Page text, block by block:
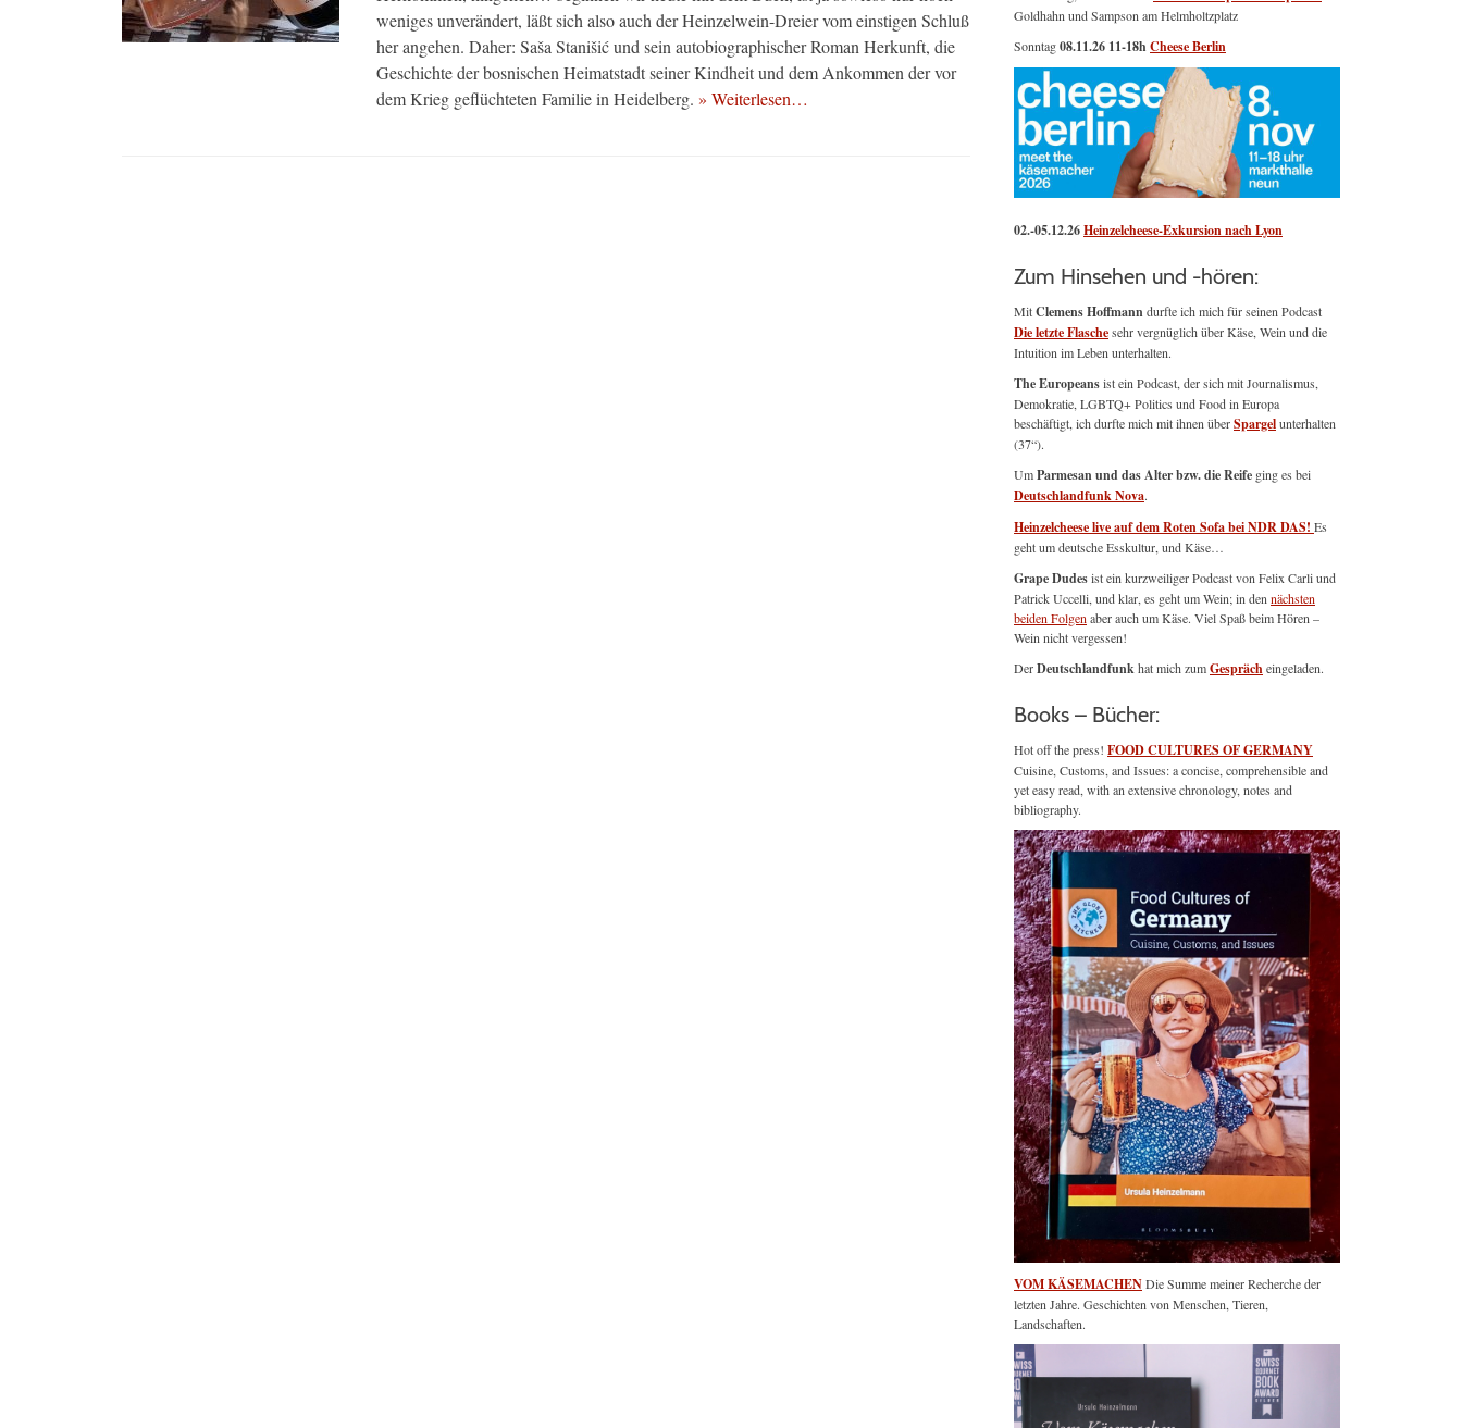
weniges unverändert, läßt sich also auch der Heinzelwein-Dreier vom einstigen Schluß
her angehen. Daher: Saša Stanišić und sein autobiographischer Roman Herkunft, die
Geschichte der bosnischen Heimatstadt seiner Kindheit und dem Ankommen der vor
dem Krieg geflüchteten Familie in Heidelberg. » Weiterlesen…
Goldhahn und Sampson am Helmholtzplatz
Sonntag08.11.26 11-18hCheese Berlin
02.-05.12.26Heinzelcheese-Exkursion nach Lyon
Zum Hinsehen und -hören:
MitClemens Hoffmanndurfte ich mich für seinen Podcast
Die letzte Flaschesehr vergnüglich über Käse, Wein und die
Intuition im Leben unterhalten.
The Europeansist ein Podcast, der sich mit Journalismus,
Demokratie, LGBTQ+ Politics und Food in Europa
beschäftigt, ich durfte mich mit ihnen überSpargelunterhalten
(37“).
UmParmesan und das Alter bzw. die Reife ging es bei
Deutschlandfunk Nova.
Heinzelcheese live auf dem Roten Sofa bei NDR DAS! Es
geht um deutsche Esskultur, und Käse…
Grape Dudesist ein kurzweiliger Podcast von Felix Carli und
Patrick Uccelli, und klar, es geht um Wein; in den nächsten
beiden Folgen aber auch um Käse. Viel Spaß beim Hören –
Wein nicht vergessen!
DerDeutschlandfunkhat mich zumGesprächeingeladen.
Books – Bücher:
Hot off the press! FOOD CULTURES OF GERMANY
Cuisine, Customs, and Issues: a concise, comprehensible and
yet easy read, with an extensive chronology, notes and
bibliography.
VOM KÄSEMACHENDie Summe meiner Recherche der
letzten Jahre. Geschichten von Menschen, Tieren,
Landschaften.